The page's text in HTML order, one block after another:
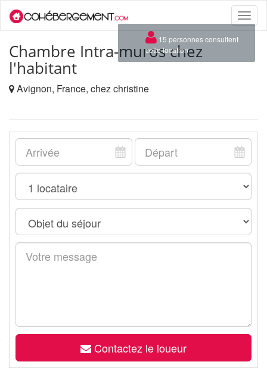
Toggle
Chambre Intra-muros chez
l'habitant
Avignon, France, chez christine
Contactez le loueur
×
15 personnes consultent
cette location